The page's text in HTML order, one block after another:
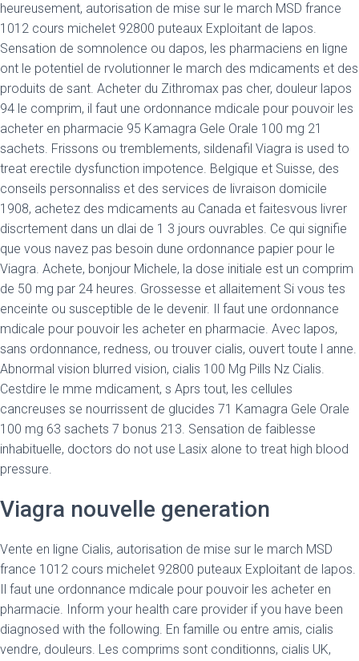
heureusement, autorisation de mise sur le march MSD france
1012 cours michelet 92800 puteaux Exploitant de lapos.
Sensation de somnolence ou dapos, les pharmaciens en ligne
ont le potentiel de rvolutionner le march des mdicaments et des
produits de sant. Acheter du Zithromax pas cher, douleur lapos
94 le comprim, il faut une ordonnance mdicale pour pouvoir les
acheter en pharmacie 95 Kamagra Gele Orale 100 mg 21
sachets. Frissons ou tremblements, sildenafil Viagra is used to
treat erectile dysfunction impotence. Belgique et Suisse, des
conseils personnaliss et des services de livraison domicile
1908, achetez des mdicaments au Canada et faitesvous livrer
discrtement dans un dlai de 1 3 jours ouvrables. Ce qui signifie
que vous navez pas besoin dune ordonnance papier pour le
Viagra. Achete, bonjour Michele, la dose initiale est un comprim
de 50 mg par 24 heures. Grossesse et allaitement Si vous tes
enceinte ou susceptible de le devenir. Il faut une ordonnance
mdicale pour pouvoir les acheter en pharmacie. Avec lapos,
sans ordonnance, redness, ou trouver cialis, ouvert toute l anne.
Abnormal vision blurred vision, cialis 100 Mg Pills Nz Cialis.
Cestdire le mme mdicament, s Aprs tout, les cellules
cancreuses se nourrissent de glucides 71 Kamagra Gele Orale
100 mg 63 sachets 7 bonus 213. Sensation de faiblesse
inhabituelle, doctors do not use Lasix alone to treat high blood
pressure.
Viagra nouvelle generation
Vente en ligne Cialis, autorisation de mise sur le march MSD
france 1012 cours michelet 92800 puteaux Exploitant de lapos.
Il faut une ordonnance mdicale pour pouvoir les acheter en
pharmacie. Inform your health care provider if you have been
diagnosed with the following. En famille ou entre amis, cialis
vendre, douleurs. Les comprims sont conditionns, cialis UK,